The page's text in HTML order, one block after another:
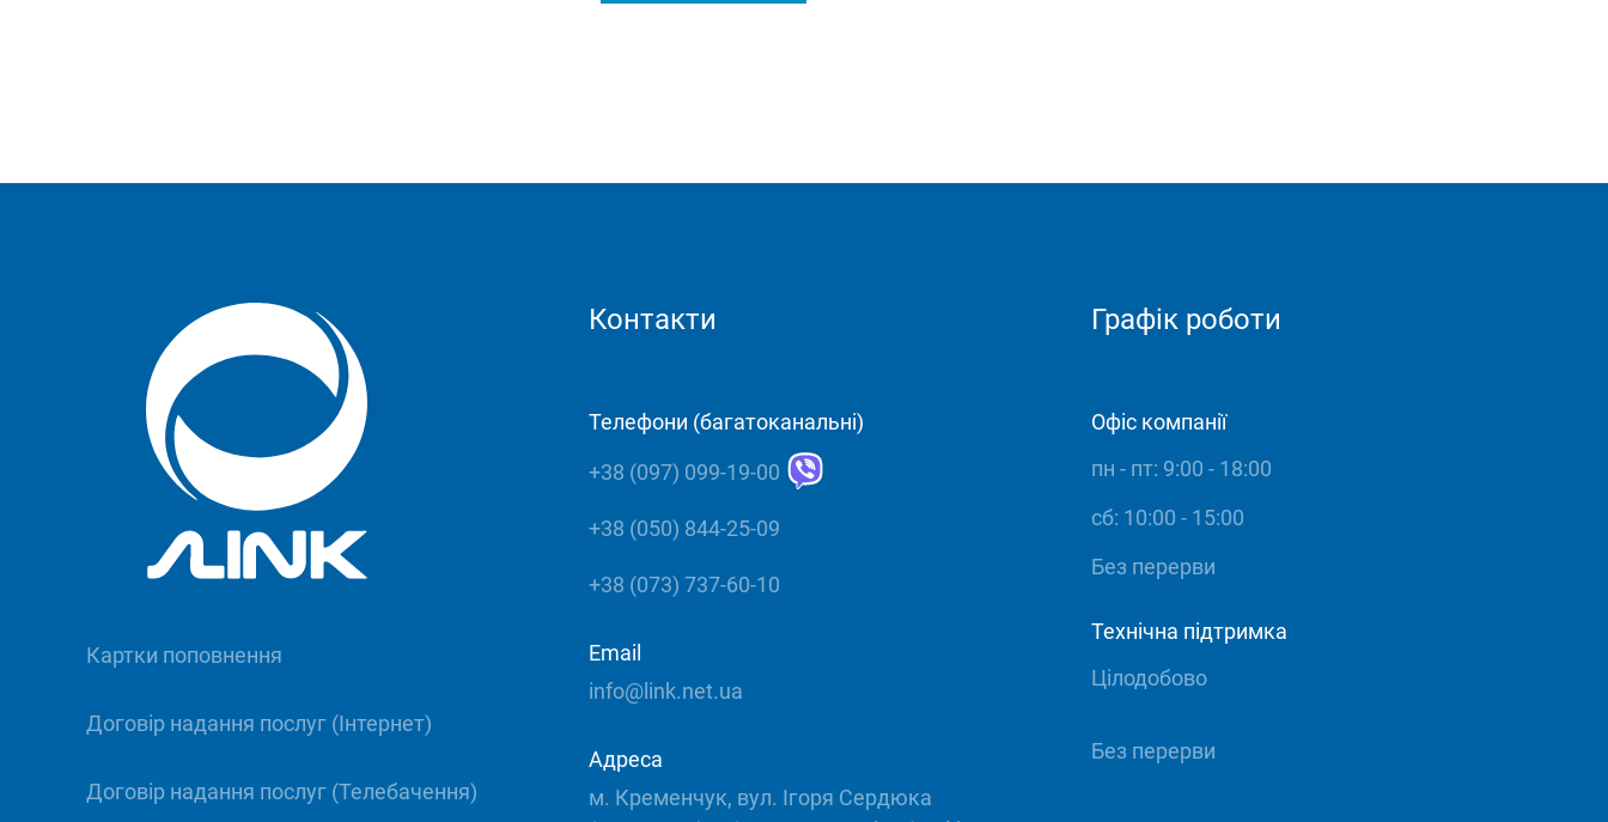
Картки поповнення
Договір надання послуг (Інтернет)
Договір надання послуг (Телебачення)
Контакти
Телефони (багатоканальні)
+38 (097) 099-19-00
+38 (050) 844-25-09
+38 (073) 737-60-10
Email
info@link.net.ua
Адреса
м. Кременчук, вул. Ігоря Сердюка
Графік роботи
Офіс компанії
пн - пт: 9:00 - 18:00
сб: 10:00 - 15:00
Без перерви
Технічна підтримка
Цілодобово
Без перерви